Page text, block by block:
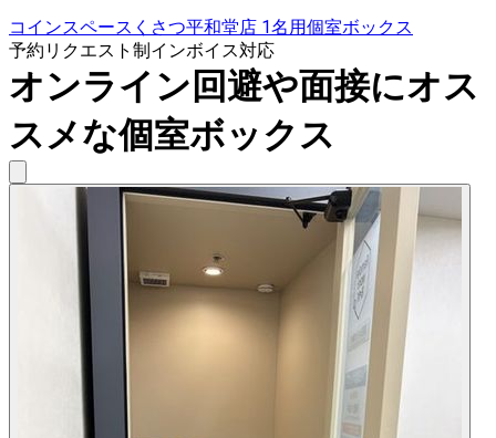
コインスペースくさつ平和堂店 1名用個室ボックス
予約リクエスト制インボイス対応
オンライン回避や面接にオス
スメな個室ボックス